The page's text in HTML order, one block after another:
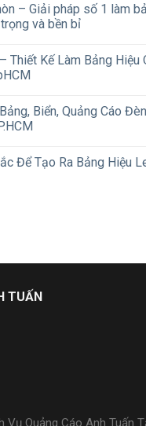
– Giải pháp số 1 làm
và bền bỉ
Thiết Kế Làm Bảng Hiệu
Biển, Quảng Cáo
Để Tạo Ra Bảng Hiệu
TUẤN
Vụ Quảng Cáo Anh Tuấn